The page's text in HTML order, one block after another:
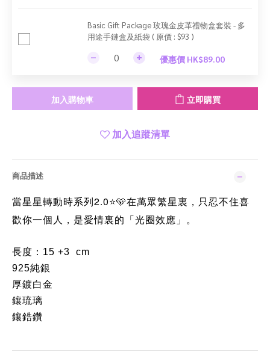
Basic Gift Package 玫瑰金皮革禮物盒套裝 - 多
用途手鏈盒及紙袋 ( 原價 : $93 )
優惠價 HK$89.00
加入購物車 立即購買
加入追蹤清單
商品描述
當星星轉動時系列2.0⭐️🩵在萬眾繁星裏，只忍不住喜
歡你一個人，是愛情裏的「光圈效應」。
長度：15 +3 cm
925純銀
厚鍍白金
鑲琉璃
鑲鋯鑽